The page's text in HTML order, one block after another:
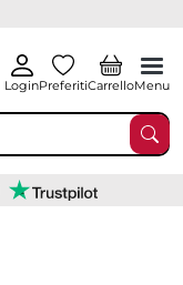
LoginPreferitiCarrelloMenu